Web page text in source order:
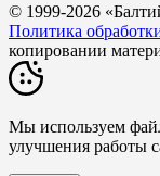
© 1999-2026
Политика
копировании
Мы используем
улучшения работы